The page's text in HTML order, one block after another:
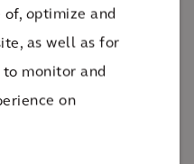
optimize and
as well as for
monitor and
on
Raum, in dem
und planen